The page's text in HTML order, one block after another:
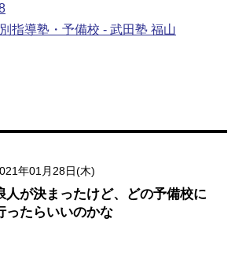
指導塾・予備校 - 武田塾 福山
年01月28日(木)
人が決まったけど、どの予備校に
ったらいいのかな